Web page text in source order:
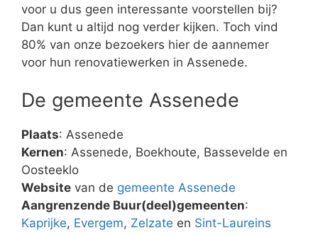
voor u dus geen interessante voorstellen bij?
Dan kunt u altijd nog verder kijken. Toch vind
80% van onze bezoekers hier de aannemer
voor hun renovatiewerken in Assenede.
De gemeente Assenede
Plaats: Assenede
Kernen: Assenede, Boekhoute, Bassevelde en
Oosteeklo
Website van de gemeente Assenede
Aangrenzende Buur(deel)gemeenten:
Kaprijke, Evergem, Zelzate en Sint-Laureins